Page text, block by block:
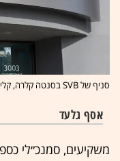
סניף של SVB בסנטה קלרה, קליפורניה / צילום: Shutterstock, Michael Vi
אסף גלעד
משקיעים, סמנכ״לי